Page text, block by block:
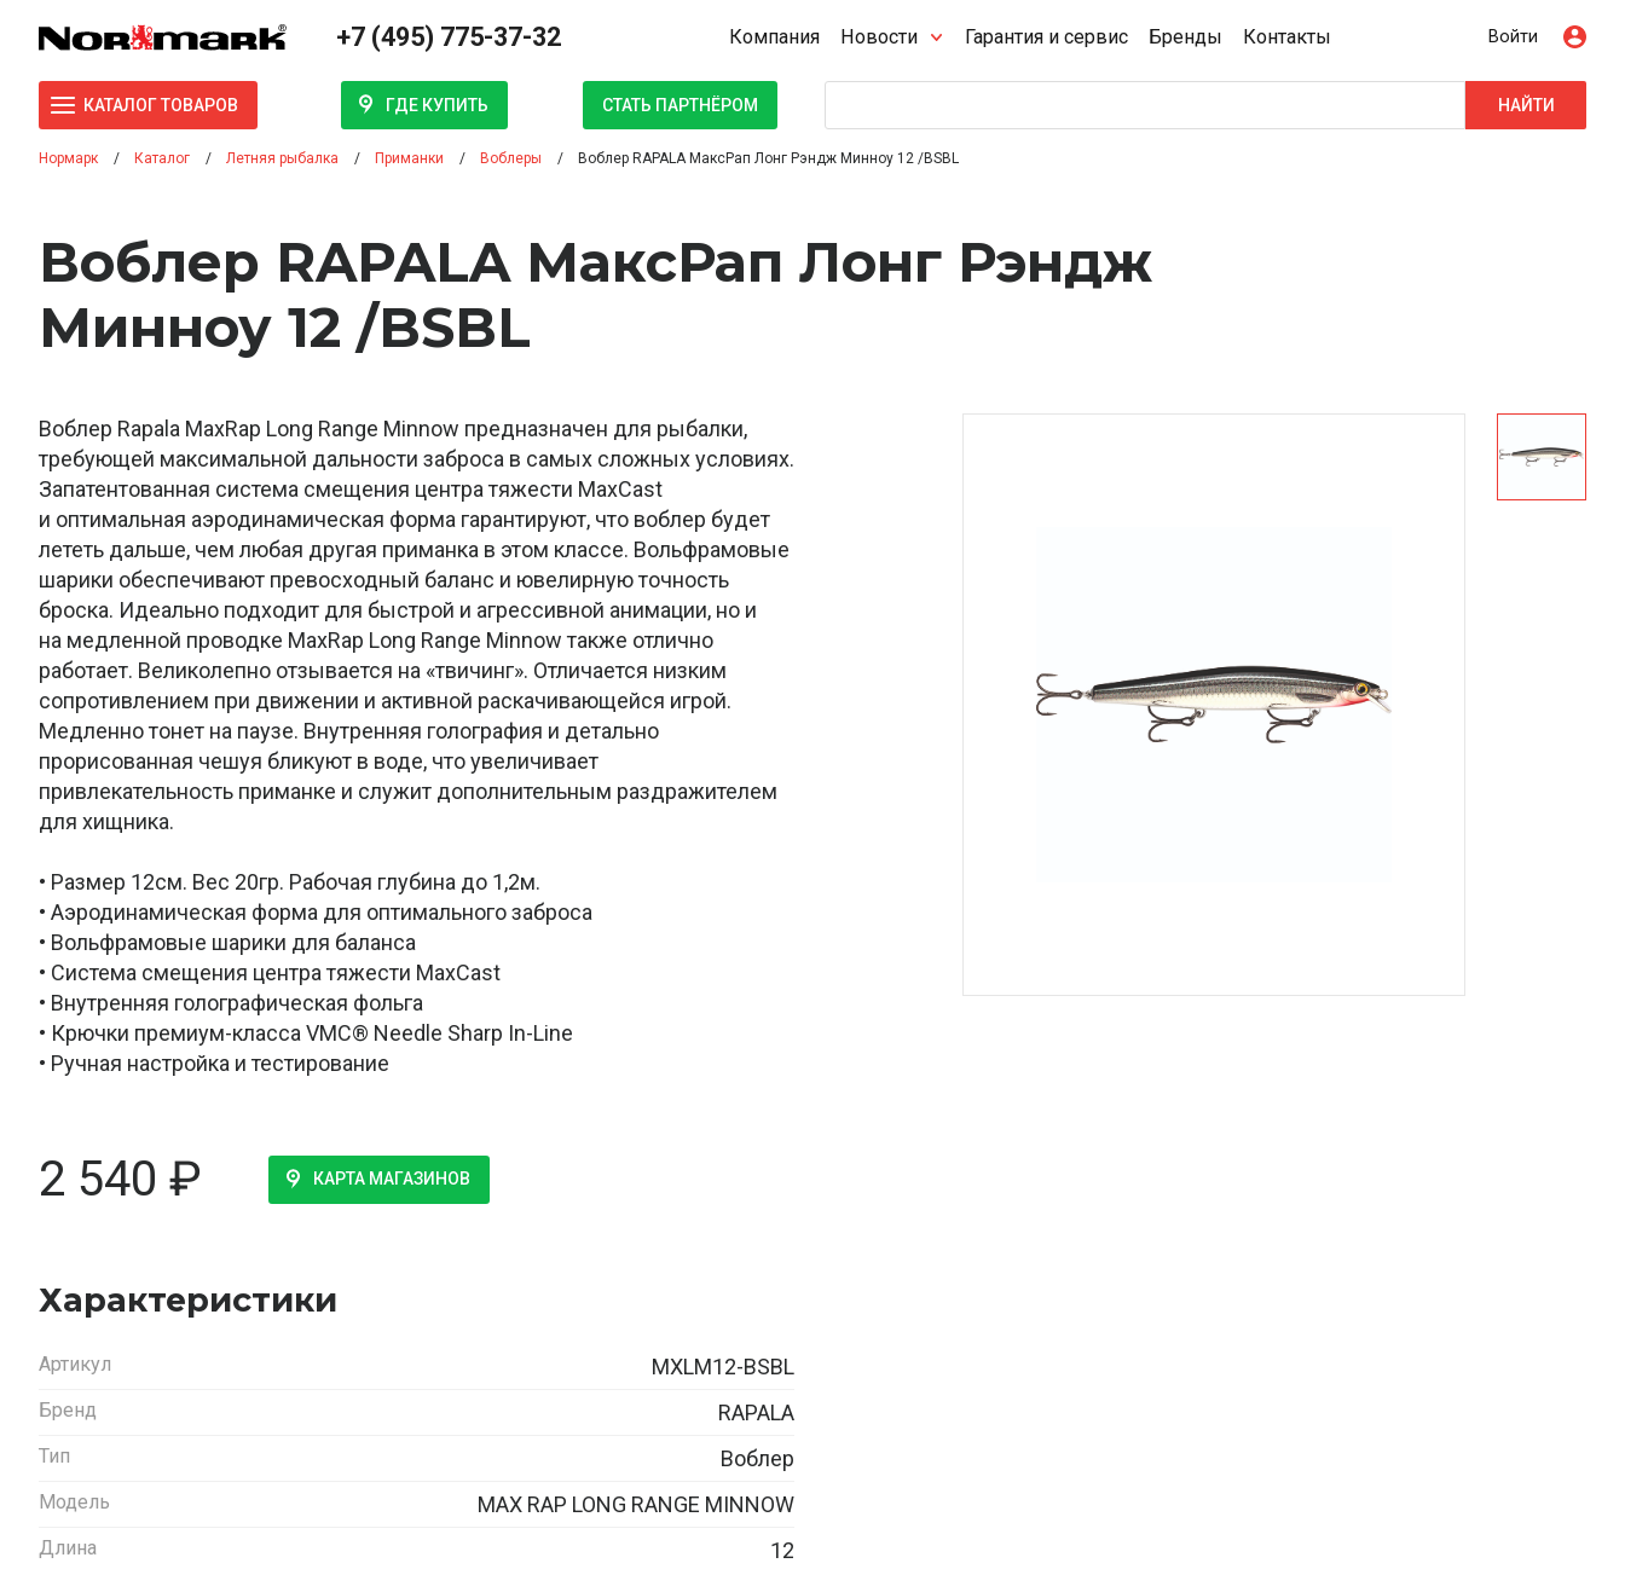
+7 (495) 775-37-32 Компания Новости Гарантия и сервис Бренды Контакты Войти
КАТАЛОГ ТОВАРОВ ГДЕ КУПИТЬ СТАТЬ ПАРТНЁРОМ НАЙТИ
Нормарк Каталог Летняя рыбалка Приманки Воблеры Воблер RAPALA МаксРап Лонг Рэндж Минноу 12 /BSBL
Воблер RAPALA МаксРап Лонг Рэндж
Минноу 12 /BSBL
Воблер Rapala MaxRap Long Range Minnow предназначен для рыбалки,
требующей максимальной дальности заброса в самых сложных условиях.
Запатентованная система смещения центра тяжести MaxCast
и оптимальная аэродинамическая форма гарантируют, что воблер будет
лететь дальше, чем любая другая приманка в этом классе. Вольфрамовые
шарики обеспечивают превосходный баланс и ювелирную точность
броска. Идеально подходит для быстрой и агрессивной анимации, но и
на медленной проводке MaxRap Long Range Minnow также отлично
работает. Великолепно отзывается на «твичинг». Отличается низким
сопротивлением при движении и активной раскачивающейся игрой.
Медленно тонет на паузе. Внутренняя голография и детально
прорисованная чешуя бликуют в воде, что увеличивает
привлекательность приманке и служит дополнительным раздражителем
для хищника.
• Размер 12см. Вес 20гр. Рабочая глубина до 1,2м.
• Аэродинамическая форма для оптимального заброса
• Вольфрамовые шарики для баланса
• Система смещения центра тяжести MaxCast
• Внутренняя голографическая фольга
• Крючки премиум-класса VMC® Needle Sharp In-Line
• Ручная настройка и тестирование
2 540 ₽ КАРТА МАГАЗИНОВ
Характеристики
Артикул MXLM12-BSBL
Бренд RAPALA
Тип Воблер
Модель MAX RAP LONG RANGE MINNOW
Длина 12